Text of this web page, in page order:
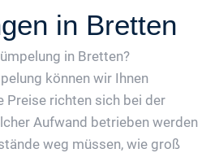
in Bretten
in Bretten?
können wir Ihnen
Preise richten sich bei der
Aufwand betrieben werden
weg müssen, wie groß